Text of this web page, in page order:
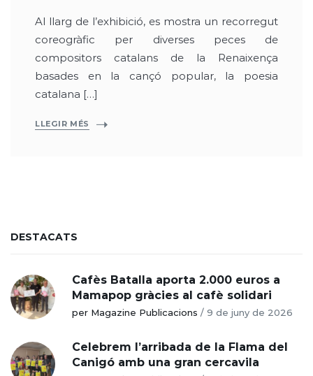
Al llarg de l’exhibició, es mostra un recorregut
coreogràfic per diverses peces de
compositors catalans de la Renaixença
basades en la cançó popular, la poesia
catalana […]
LLEGIR MÉS
DESTACATS
Cafès Batalla aporta 2.000 euros a
Mamapop gràcies al cafè solidari
per Magazine Publicacions / 9 de juny de 2026
Celebrem l’arribada de la Flama del
Canigó amb una gran cercavila